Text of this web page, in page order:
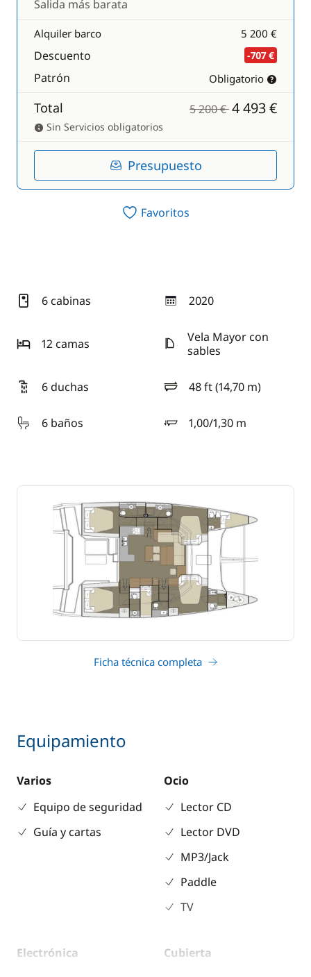
Salida más barata
Alquiler barco 5 200 €
Descuento -707 €
Patrón Obligatorio
Total 5 200 €4 493 €
Sin Servicios obligatorios
Presupuesto
Favoritos
6 cabinas 2020
año
12 camas
Vela Mayor con
sables
6 duchas 48 ft (14,70 m)
eslora
6 baños
1,00/1,30 m
calado
Ficha técnica completa
Equipamiento
Varios
Equipo de seguridad
Guía y cartas
Ocio
Lector CD
Lector DVD
MP3/Jack
Paddle
TV
Electrónica
Cubierta